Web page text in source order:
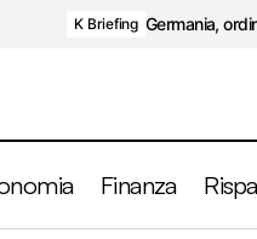
K Briefing Germania,
Finanza